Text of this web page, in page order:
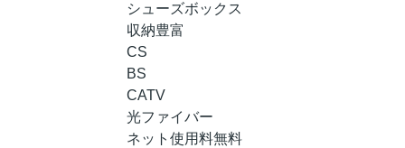
シューズボックス
収納豊富
CS
BS
CATV
光ファイバー
ネット使用料無料